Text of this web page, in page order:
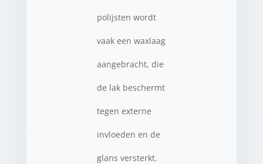
polijsten wordt
vaak een waxlaag
aangebracht, die
de lak beschermt
tegen externe
invloeden en de
glans versterkt.